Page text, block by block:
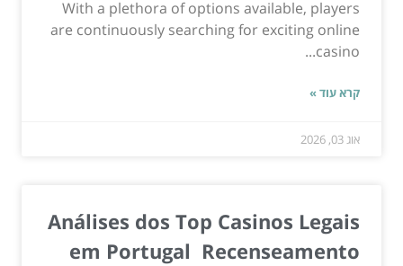
With a plethora of options available, players
are continuously searching for exciting online
casino...
קרא עוד »
אוג 03, 2026
Análises dos Top Casinos Legais
em Portugal ️ Recenseamento